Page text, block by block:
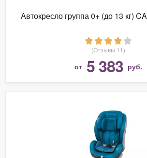
Автокресло группа 0+ (до 13 кг)
(Отзывы 11)
от 5 383 руб.